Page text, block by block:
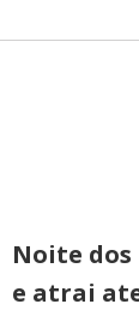
Noite dos
e atrai